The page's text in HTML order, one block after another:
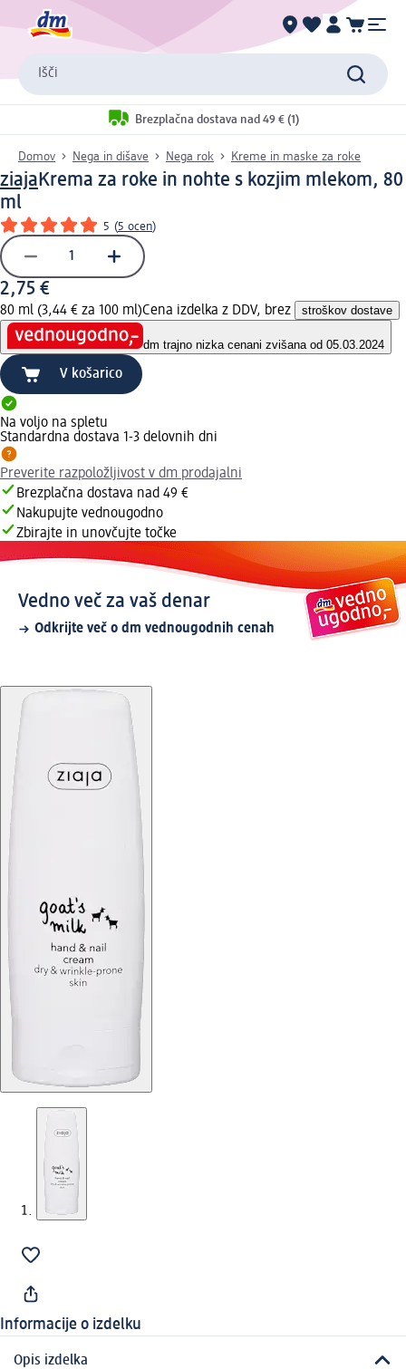
Išči
Brezplačna dostava nad 49 € (1)
Domov Nega in dišave Nega rok Kreme in maske za roke
ziaja Krema za roke in nohte s kozjim mlekom, 80
ml
5 (5 ocen)
2,75 €
80 ml (3,44 € za 100 ml)Cena izdelka z DDV, brez stroškov dostave
dm trajno nizka cenani zvišana od 05.03.2024
V košarico
Na voljo na spletu
Standardna dostava 1-3 delovnih dni
Preverite razpoložljivost v dm prodajalni
Brezplačna dostava nad 49 €
Nakupujte vednougodno
Zbirajte in unovčujte točke
Vedno več za vaš denar
Odkrijte več o dm vednougodnih cenah
Informacije o izdelku
Opis izdelka